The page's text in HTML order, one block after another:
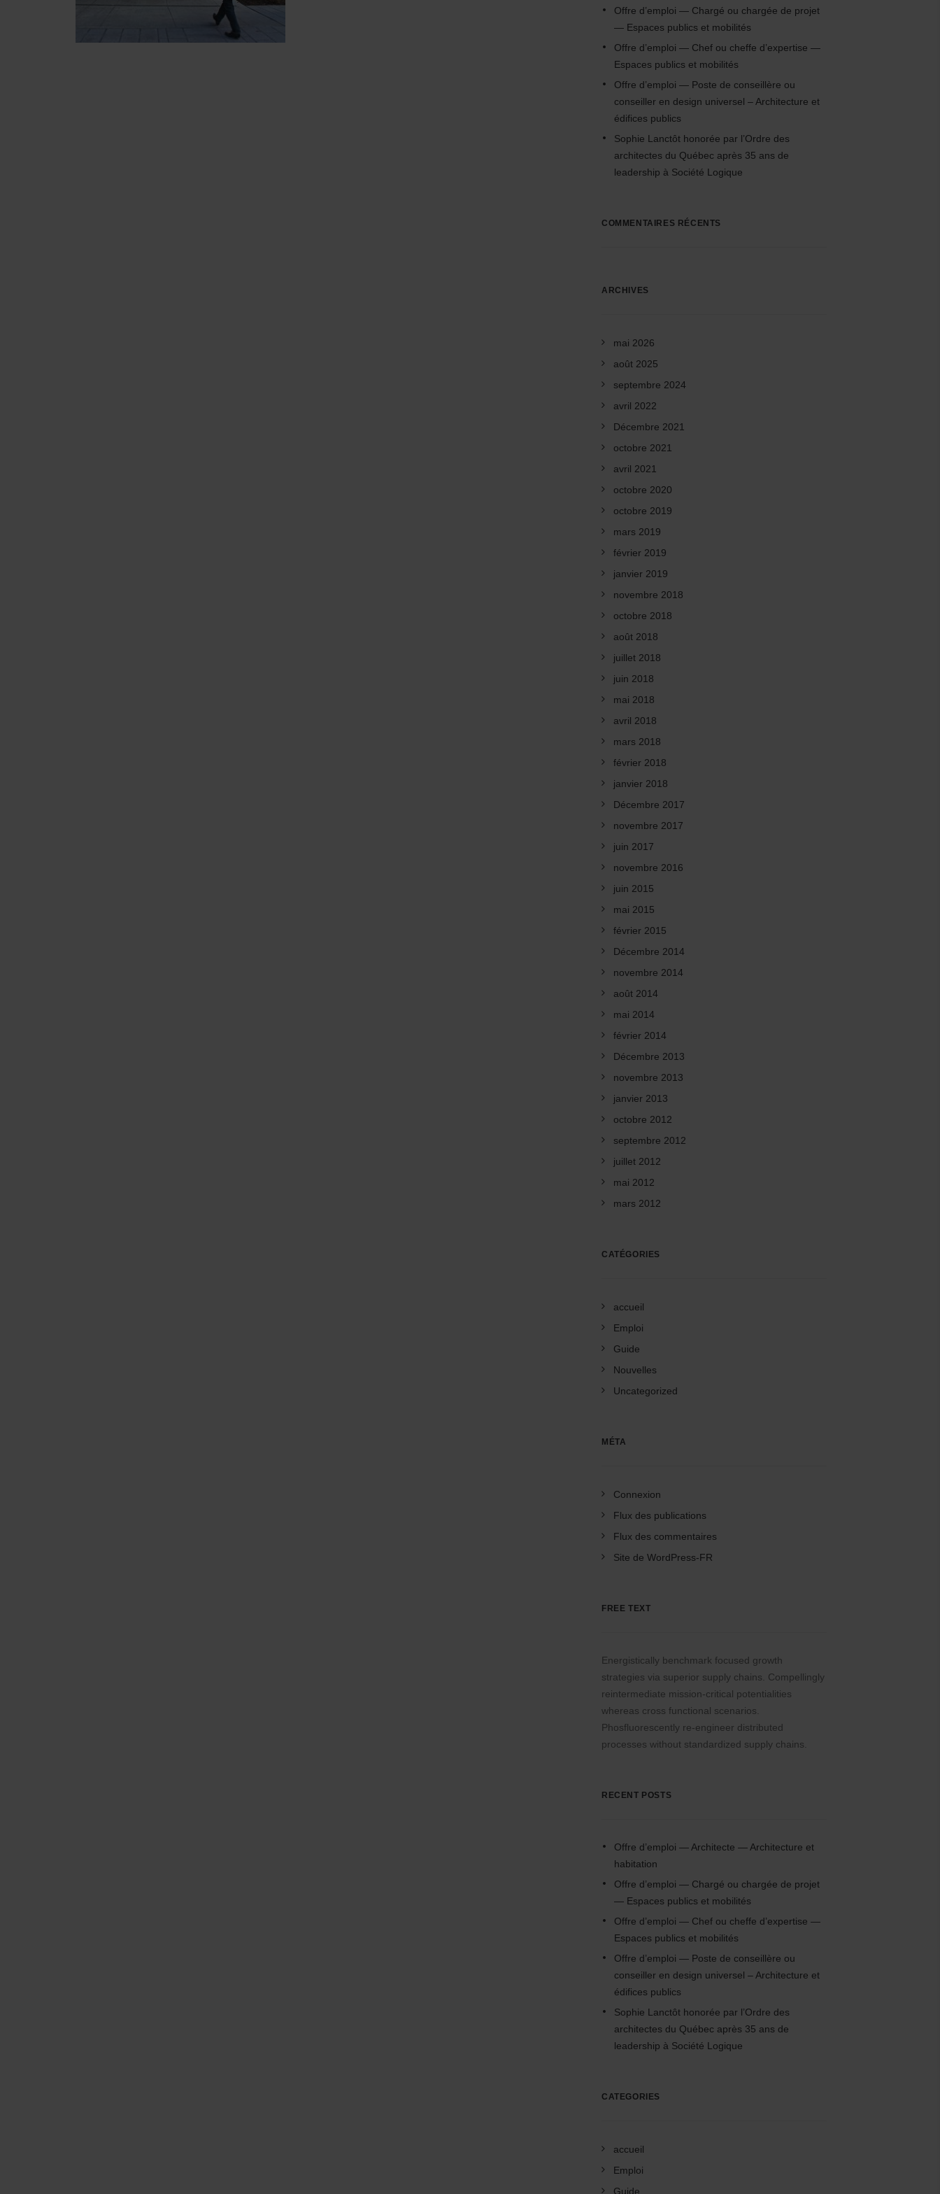
Offre d’emploi — Chargé ou chargée de projet
— Espaces publics et mobilités
Offre d’emploi — Chef ou cheffe d’expertise —
Espaces publics et mobilités
Offre d’emploi — Poste de conseillère ou
conseiller en design universel – Architecture et
édifices publics
Sophie Lanctôt honorée par l’Ordre des
architectes du Québec après 35 ans de
leadership à Société Logique
COMMENTAIRES RÉCENTS
ARCHIVES
mai 2026
août 2025
septembre 2024
avril 2022
Décembre 2021
octobre 2021
avril 2021
octobre 2020
octobre 2019
mars 2019
février 2019
janvier 2019
novembre 2018
octobre 2018
août 2018
juillet 2018
juin 2018
mai 2018
avril 2018
mars 2018
février 2018
janvier 2018
Décembre 2017
novembre 2017
juin 2017
novembre 2016
juin 2015
mai 2015
février 2015
Décembre 2014
novembre 2014
août 2014
mai 2014
février 2014
Décembre 2013
novembre 2013
janvier 2013
octobre 2012
septembre 2012
juillet 2012
mai 2012
mars 2012
CATÉGORIES
accueil
Emploi
Guide
Nouvelles
Uncategorized
MÉTA
Connexion
Flux des publications
Flux des commentaires
Site de WordPress-FR
FREE TEXT
Energistically benchmark focused growth
strategies via superior supply chains. Compellingly
reintermediate mission-critical potentialities
whereas cross functional scenarios.
Phosfluorescently re-engineer distributed
processes without standardized supply chains.
RECENT POSTS
Offre d’emploi — Architecte — Architecture et
habitation
Offre d’emploi — Chargé ou chargée de projet
— Espaces publics et mobilités
Offre d’emploi — Chef ou cheffe d’expertise —
Espaces publics et mobilités
Offre d’emploi — Poste de conseillère ou
conseiller en design universel – Architecture et
édifices publics
Sophie Lanctôt honorée par l’Ordre des
architectes du Québec après 35 ans de
leadership à Société Logique
CATEGORIES
accueil
Emploi
Guide